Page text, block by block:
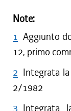
Note:
1 Aggiunto
12, primo
2 Integrata
2/1982
3 Integrata